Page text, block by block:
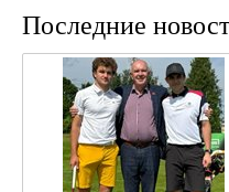
Последние